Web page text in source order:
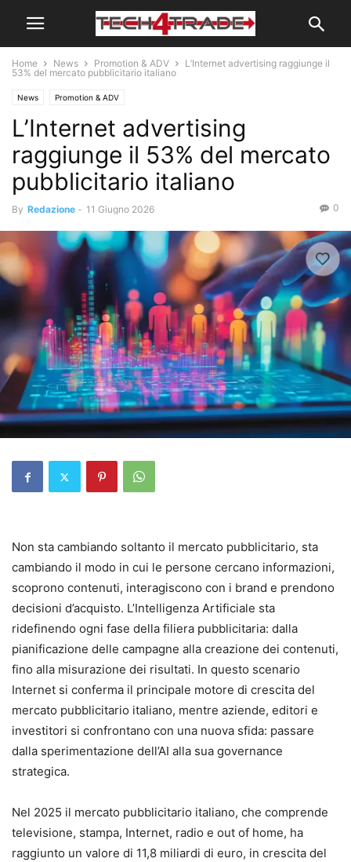
Home News Promotion & ADV
L’Internet advertising raggiunge il
53% del mercato pubblicitario italiano
News Promotion & ADV
L’Internet advertising
raggiunge il 53% del mercato
pubblicitario italiano
By Redazione - 11 Giugno 2026 0
Non sta cambiando soltanto il mercato pubblicitario, sta
cambiando il modo in cui le persone cercano informazioni,
scoprono contenuti, interagiscono con i brand e prendono
decisioni d’acquisto. L’Intelligenza Artificiale sta
ridefinendo ogni fase della filiera pubblicitaria: dalla
pianificazione delle campagne alla creazione dei contenuti,
fino alla misurazione dei risultati. In questo scenario
Internet si conferma il principale motore di crescita del
mercato pubblicitario italiano, mentre aziende, editori e
investitori si confrontano con una nuova sfida: passare
dalla sperimentazione dell’AI alla sua governance
strategica.
Nel 2025 il mercato pubblicitario italiano, che comprende
televisione, stampa, Internet, radio e out of home, ha
raggiunto un valore di 11,8 miliardi di euro, in crescita del